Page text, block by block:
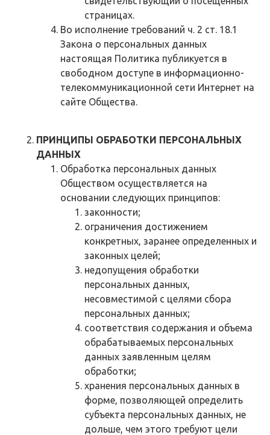
страницах.
Во исполнение требований ч. 2 ст. 18.1
Закона о персональных данных
настоящая Политика публикуется в
свободном доступе в информационно-
телекоммуникационной сети Интернет на
сайте Общества.
ПРИНЦИПЫ ОБРАБОТКИ ПЕРСОНАЛЬНЫХ
ДАННЫХ
Обработка персональных данных
Обществом осуществляется на
основании следующих принципов:
законности;
ограничения достижением
конкретных, заранее определенных и
законных целей;
недопущения обработки
персональных данных,
несовместимой с целями сбора
персональных данных;
соответствия содержания и объема
обрабатываемых персональных
данных заявленным целям
обработки;
хранения персональных данных в
форме, позволяющей определить
субъекта персональных данных, не
дольше, чем этого требуют цели